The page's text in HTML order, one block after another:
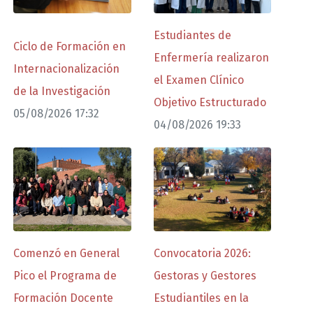
Ciclo de Formación en
Internacionalización
de la Investigación
05/08/2026 17:32
Estudiantes de
Enfermería realizaron
el Examen Clínico
Objetivo Estructurado
04/08/2026 19:33
Comenzó en General
Pico el Programa de
Formación Docente
Convocatoria 2026:
Gestoras y Gestores
Estudiantiles en la